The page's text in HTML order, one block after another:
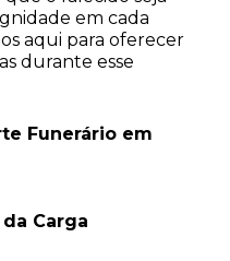
em cada
aqui para oferecer
durante esse
Funerário em
Carga